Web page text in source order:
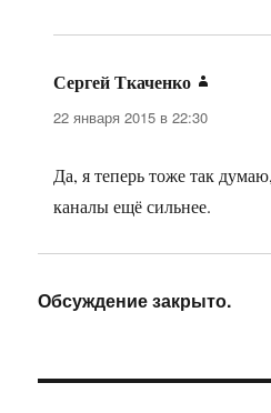
Сергей Ткаченко
22 января 2015 в 22:30
Да, я теперь тоже так
каналы ещё сильнее.
Обсуждение закрыто.